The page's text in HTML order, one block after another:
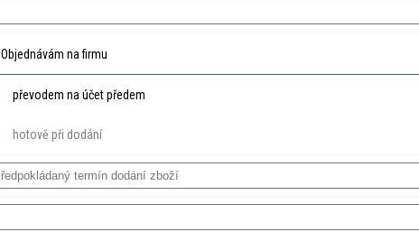
Objednávám na firmu
převodem na účet předem
hotově při dodání